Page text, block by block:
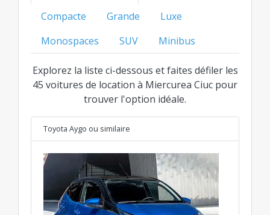
catégorie.
Compacte
Grande
Luxe
Monospaces
SUV Minibus
Explorez la liste ci-dessous et faites défiler les
45 voitures de location à Miercurea Ciuc pour
trouver l'option idéale.
Toyota Aygo ou similaire